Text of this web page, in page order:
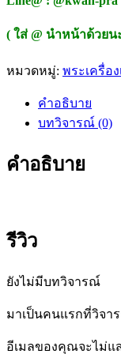
( ใส่ @ นำหน้าด้วยน
หมวดหมู่: พระเครื่อ
คำอธิบาย
บทวิจารณ์ (0)
คำอธิบาย
รีวิว
ยังไม่มีบทวิจารณ์
มาเป็นคนแรกที่วิจา
อีเมลของคุณจะไม่แ